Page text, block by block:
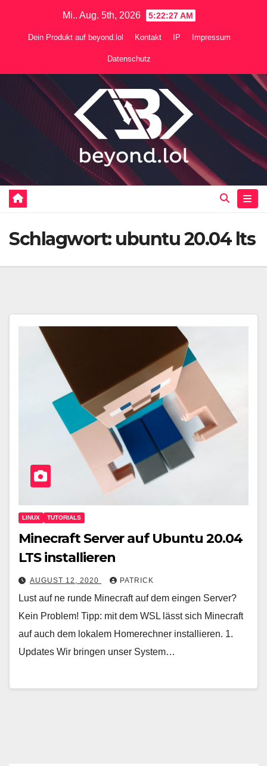
Mi.. Aug. 5th, 2026 5:22:27 AM
Dein Produkt auf beyond.lol Kontakt IP Impressum
Datenschutz
Schlagwort: ubuntu 20.04 lts
LINUX TUTORIALS
Minecraft Server auf Ubuntu 20.04
LTS installieren
AUGUST 12, 2020 PATRICK
Lust auf ne runde Minecraft auf dem eingen Server?
Kein Problem! Tipp: mit dem WSL lässt sich Minecraft
auf auch dem lokalem Homerechner installieren. 1.
Updates Wir bringen unser System…